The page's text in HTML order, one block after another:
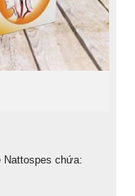
Nattospes chứa: